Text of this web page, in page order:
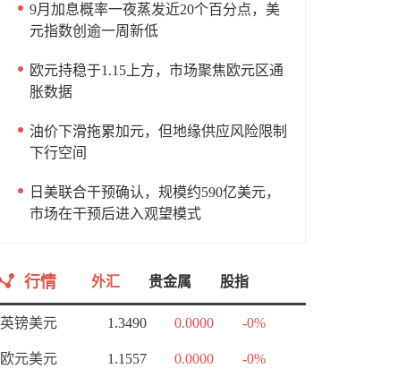
9月加息概率一夜蒸发近20个百分点，美
元指数创逾一周新低
欧元持稳于1.15上方，市场聚焦欧元区通
胀数据
油价下滑拖累加元，但地缘供应风险限制
下行空间
日美联合干预确认，规模约590亿美元，
市场在干预后进入观望模式
行情 外汇 贵金属 股指
英镑美元 1.3490 0.0000 -0%
欧元美元 1.1557 0.0000 -0%